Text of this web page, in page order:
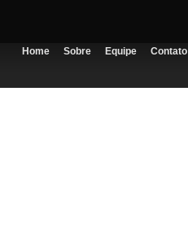
Home Sobre Equipe Contato